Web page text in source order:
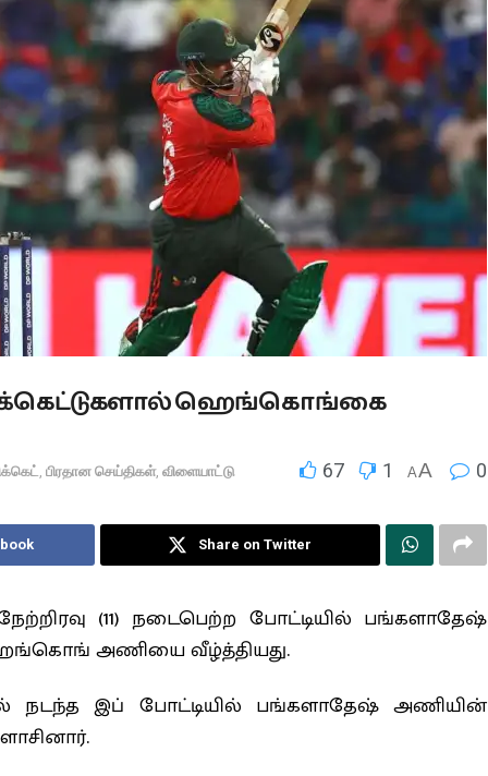
ஹெங்கொங்கை
பிரதான செய்திகள், விளையாட்டு 67 1 AA 0
Share on Twitter
(11) நடைபெற்ற போட்டியில் பங்களாதேஷ்
அணியை வீழ்த்தியது.
நடந்த இப் போட்டியில் பங்களாதேஷ் அணியின்